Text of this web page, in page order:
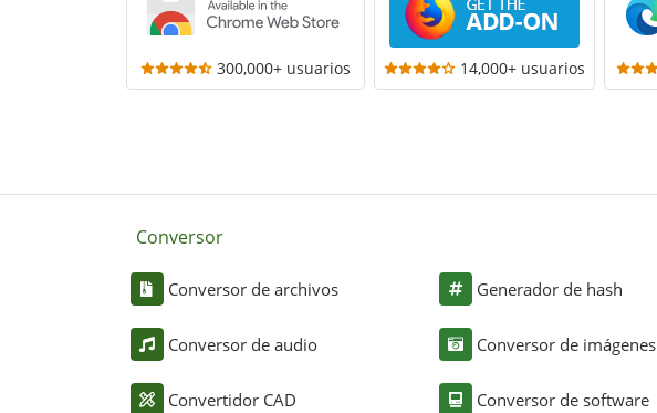
300,000+ usuarios 14,000+ usuarios
Conversor
Conversor de archivos
Conversor de audio
Convertidor CAD
Generador de hash
Conversor de imágenes
Conversor de software